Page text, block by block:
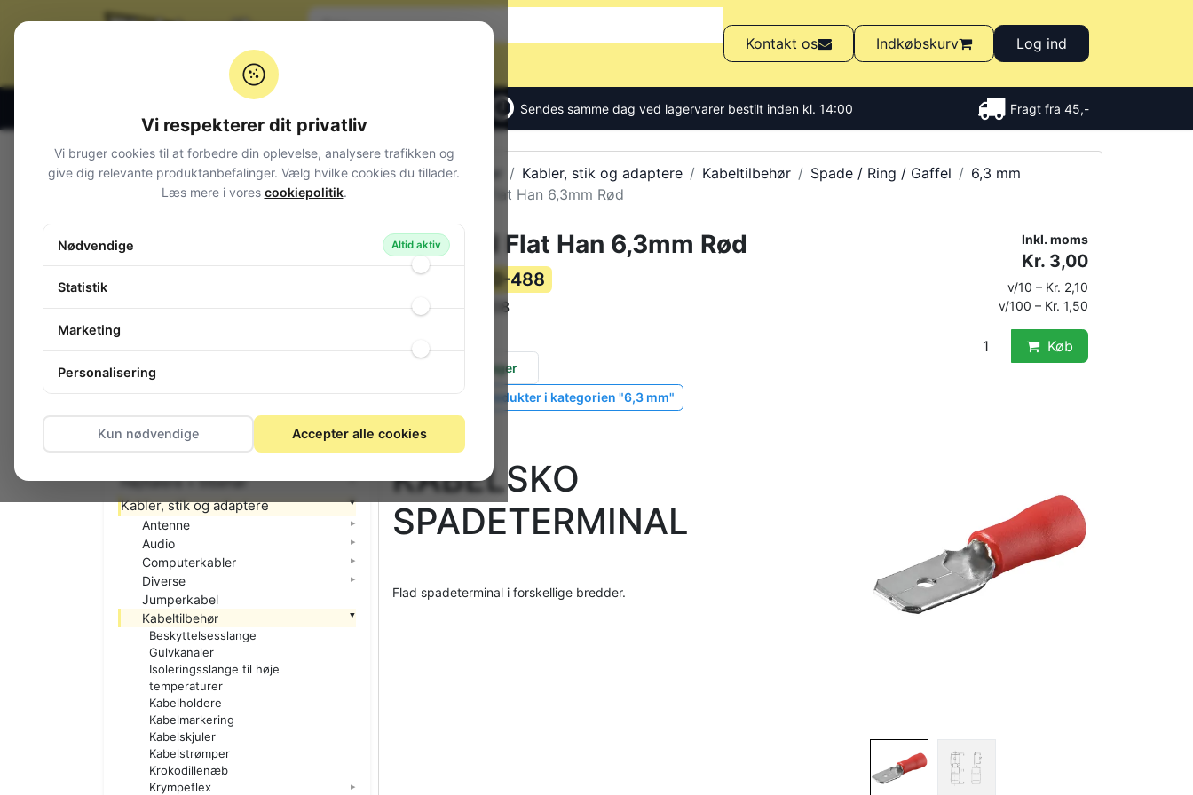
Kontakt os Indkøbskurv Log ind
Sendes samme dag ved lagervarer bestilt inden kl. 14:00 Fragt fra 45,-
Alle produkter Kabler, stik og adaptere Kabeltilbehør Spade / Ring / Gaffel
6,3 mm
Terminal Flat Han 6,3mm Rød
Terminal Flat Han 6,3mm Rød
30-488
Varekode: W17008
på lager
Vis lignende produkter i kategorien "6,3 mm"
KABELSKO
SPADETERMINAL
Flad spadeterminal i forskellige bredder.
Inkl. moms
Kr. 3,00
v/10 – Kr. 2,10
v/100 – Kr. 1,50
Køb
Varegrupper
Audio
Computerudstyr
El-materiel (installation)
Foto
Højttalere + tilbehør
Kabler, stik og adaptere
Antenne
Audio
Computerkabler
Diverse
Jumperkabel
Kabeltilbehør
Beskyttelsesslange
Gulvkanaler
Isoleringsslange til høje
temperaturer
Kabelholdere
Kabelmarkering
Kabelskjuler
Kabelstrømper
Krokodillenæb
Krympeflex
Vi respekterer dit privatliv
Vi bruger cookies til at forbedre din oplevelse, analysere trafikken og
give dig relevante produktanbefalinger. Vælg hvilke cookies du tillader.
Læs mere i vores cookiepolitik.
Nødvendige Altid aktiv
Statistik
Marketing
Personalisering
Kun nødvendige Accepter alle cookies